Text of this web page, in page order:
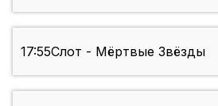
17:55Слот - Мёртвые Звёзды